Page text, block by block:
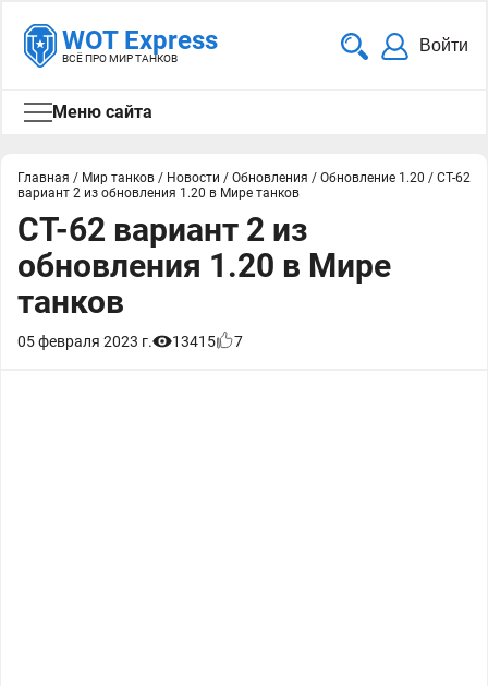
WOT Express
ВСЁ ПРО МИР ТАНКОВ
Войти
Меню сайта
Главная / Мир танков / Новости / Обновления / Обновление 1.20 / СТ-62
вариант 2 из обновления 1.20 в Мире танков
СТ-62 вариант 2 из
обновления 1.20 в Мире
танков
05 февраля 2023 г. 13415 7